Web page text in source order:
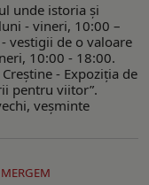
unde istoria și
- vineri, 10:00 –
vestigii de o valoare
10:00 - 18:00.
- Expoziția de
pentru viitor”.
veşminte